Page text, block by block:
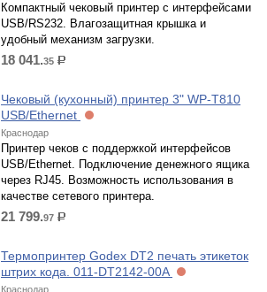
Компактный чековый принтер с интерфейсами
USB/RS232. Влагозащитная крышка и
удобный механизм загрузки.
18 041.35 р.
Чековый (кухонный) принтер 3" WP-T810
USB/Ethernet
Краснодар
Принтер чеков с поддержкой интерфейсов
USB/Ethernet. Подключение денежного ящика
через RJ45. Возможность использования в
качестве сетевого принтера.
21 799.97 р.
Термопринтер Godex DT2 печать этикеток
штрих кода. 011-DT2142-00A
Краснодар